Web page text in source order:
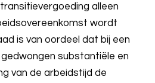
alleen
wordt
is van oordeel dat bij een
substantiële en
van de arbeidstijd de